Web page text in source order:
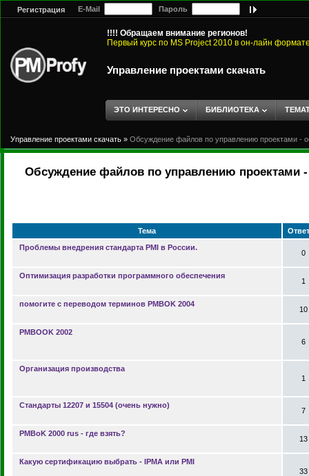
Регистрация E-Mail Пароль
!!!! Обращаем внимание регионов!
Первый курс по MS Project 2010 в он-лайн
Управление проектами скачать
ЭТО ИНТЕРЕСНО БИБЛИОТЕКА
Управление проектами скачать » Обсуждение файлов по управлению проектами -
Обсуждение файлов по управлению проектами -
Тема
Проблемы внедрения стандарта PMI в России.
0
Оптимизация разработки программного обеспечения
1
помогите с переводом терминов PMBOK 2004
10
PMBOOK 2002
6
Организация производства
1
Стандарты 12207 и 15504 (очень нужно)
7
PMBoK 2000 rus - где взять?
13
Какую сертификацию выбрать - IPMA или PMI
33